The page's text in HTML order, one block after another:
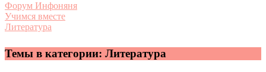
Форум Инфоняня
Учимся вместе
Литература
Темы в категории: Литература